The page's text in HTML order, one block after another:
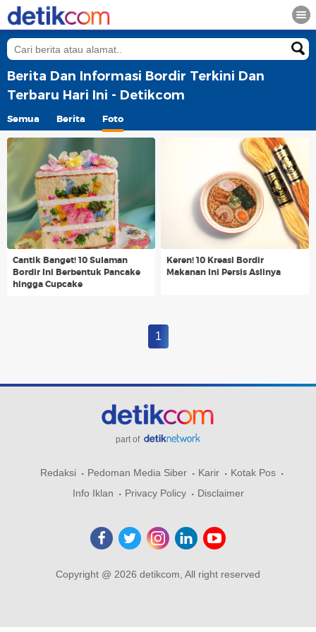
Berita Dan Informasi Bordir Terkini Dan
Terbaru Hari Ini - Detikcom
Semua Berita Foto
Cantik Banget! 10 Sulaman
Bordir Ini Berbentuk Pancake
hingga Cupcake
Keren! 10 Kreasi Bordir
Makanan Ini Persis Aslinya
1
part of
Redaksi Pedoman Media Siber Karir
Kotak Pos
Info Iklan
Privacy Policy Disclaimer
Copyright @ 2026 detikcom, All right reserved